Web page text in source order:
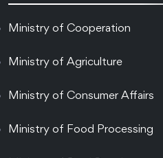
Ministry of Cooperation
Ministry of Agriculture
Ministry of Consumer Affairs
Ministry of Food Processing